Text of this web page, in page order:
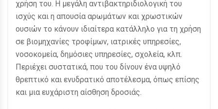
χρήση του. Η μεγάλη αντιβακτηριδιολογική του
ισχύς και η απουσία αρωμάτων και χρωστικών
ουσιών το κάνουν ιδιαίτερα κατάλληλο για τη χρήση
σε βιομηχανίες τροφίμων, ιατρικές υπηρεσίες,
νοσοκομεία, δημόσιες υπηρεσίες, σχολεία, κλπ.
Περιέχει συστατικά, που του δίνουν ένα υψηλό
θρεπτικό και ενυδρατικό αποτέλεσμα, όπως επίσης
και μια ευχάριστη αίσθηση δροσιάς.